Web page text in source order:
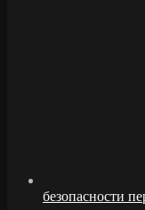
безопасности